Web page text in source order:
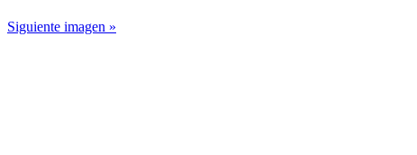
Siguiente imagen »